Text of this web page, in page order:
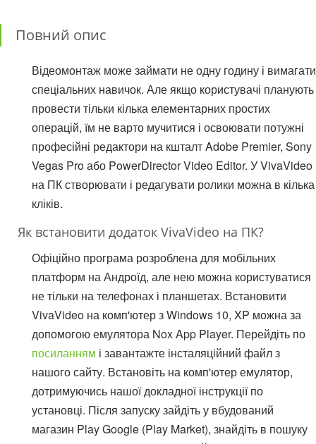
Повний опис
Відеомонтаж може займати не одну годину і вимагати
спеціальних навичок. Але якщо користувачі планують
провести тільки кілька елементарних простих
операцій, їм не варто мучитися і освоювати потужні
професійні редактори на кшталт Adobe Premier, Sony
Vegas Pro або PowerDirector Video Editor. У VivaVideo
на ПК створювати і редагувати ролики можна в кілька
кліків.
Як встановити додаток VivaVideo на ПК?
Офіційно програма розроблена для мобільних
платформ на Андроїд, але нею можна користуватися
не тільки на телефонах і планшетах. Встановити
VivaVideo на комп'ютер з Windows 10, XP можна за
допомогою емулятора Nox App Player. Перейдіть по
посиланням і завантажте інсталяційний файл з
нашого сайту. Встановіть на комп'ютер емулятор,
дотримуючись нашої докладної інструкції по
установці. Після запуску зайдіть у вбудований
магазин Play Google (Play Market), знайдіть в пошуку